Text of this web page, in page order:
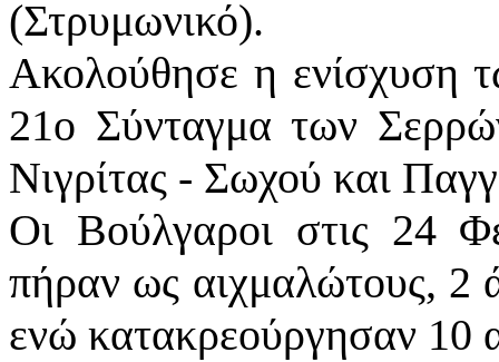
(Στρυμωνικό).
Ακολούθησε η ενίσχυση
21ο Σύνταγμα των
Νιγρίτας - Σωχού και
Οι Βούλγαροι στις 24
πήραν ως αιχμαλώτους, 2
ενώ κατακρεούργησαν 10